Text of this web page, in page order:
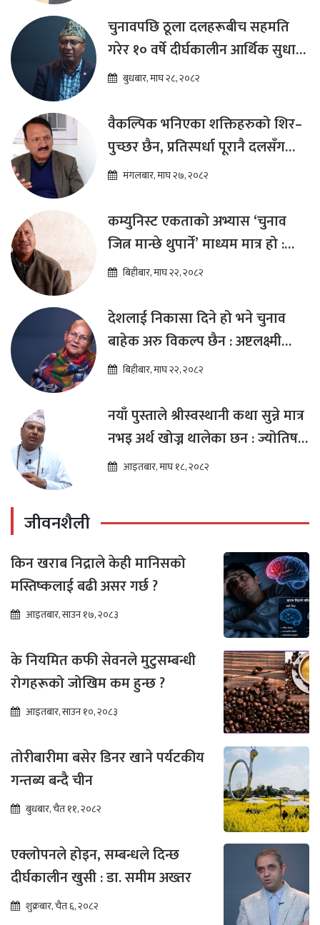
चुनावपछि ठूला दलहरूबीच सहमति
गरेर १० वर्षे दीर्घकालीन आर्थिक सुधार
कार्यक्रम ल्याउनुपर्छ : हेमराज ढकाल
बुधबार, माघ २८, २०८२
वैकल्पिक भनिएका शक्तिहरुको शिर–
पुच्छर छैन, प्रतिस्पर्धा पूरानै दलसँग
हुन्छ : डा.प्रकाश शरण महत
मंगलबार, माघ २७, २०८२
कम्युनिस्ट एकताको अभ्यास ‘चुनाव
जित्न मान्छे थुपार्ने’ माध्यम मात्र हो :
विप्लव
बिहीबार, माघ २२, २०८२
देशलाई निकासा दिने हो भने चुनाव
बाहेक अरु विकल्प छैन : अष्टलक्ष्मी
शाक्यबिहीबार, माघ २२, २०८२
नयाँ पुस्ताले श्रीस्वस्थानी कथा सुन्ने मात्र
नभइ अर्थ खोज्न थालेका छन : ज्योतिष
तारा लोचन न्यौपाने
आइतबार, माघ १८, २०८२
जीवनशैली
किन खराब निद्राले केही मानिसको
मस्तिष्कलाई बढी असर गर्छ ?
आइतबार, साउन १७, २०८३
के नियमित कफी सेवनले मुटुसम्बन्धी
रोगहरूको जोखिम कम हुन्छ ?
आइतबार, साउन १०, २०८३
तोरीबारीमा बसेर डिनर खाने पर्यटकीय
गन्तब्य बन्दै चीन
बुधबार, चैत ११, २०८२
एक्लोपनले होइन, सम्बन्धले दिन्छ
दीर्घकालीन खुसी : डा. समीम अख्तर
शुक्रबार, चैत ६, २०८२